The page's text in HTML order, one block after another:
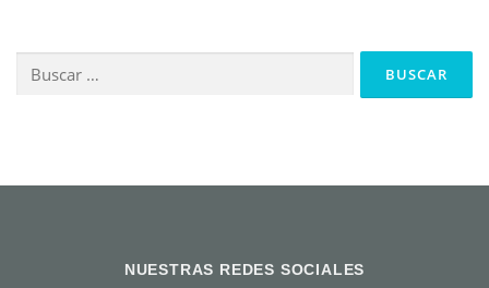
Buscar:
NUESTRAS REDES SOCIALES